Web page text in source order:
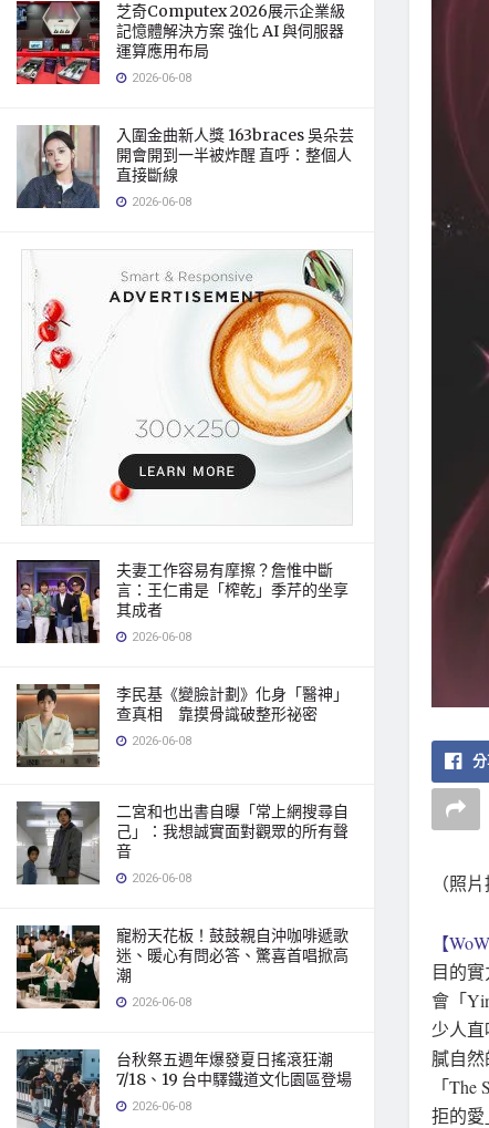
芝奇Computex 2026展示企業級
記憶體解決方案 強化 AI 與伺服器
運算應用布局
2026-06-08
入圍金曲新人獎 163braces 吳朵芸
開會開到一半被炸醒 直呼：整個人
直接斷線
2026-06-08
夫妻工作容易有摩擦？詹惟中斷
言：王仁甫是「榨乾」季芹的坐享
其成者
2026-06-08
李民基《變臉計劃》化身「醫神」
查真相 靠摸骨識破整形祕密
2026-06-08
二宮和也出書自曝「常上網搜尋自
己」：我想誠實面對觀眾的所有聲
音
2026-06-08
寵粉天花板！鼓鼓親自沖咖啡遞歌
迷、暖心有問必答、驚喜首唱掀高
潮
2026-06-08
台秋祭五週年爆發夏日搖滾狂潮
7/18、19 台中驛鐵道文化園區登場
2026-06-08
（照
【
目的
會「
少人
膩自
「
拒的